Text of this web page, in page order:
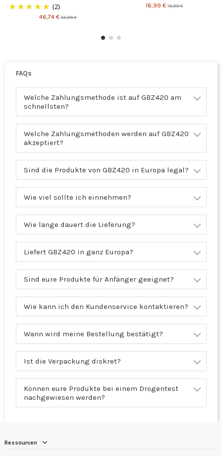
(2)
46,74 €54,99 €
16,99 € 19,99 €
FAQs
Welche Zahlungsmethode ist auf GBZ420 am
schnellsten?
Welche Zahlungsmethoden werden auf GBZ420
akzeptiert?
Sind die Produkte von GBZ420 in Europa legal?
Wie viel sollte ich einnehmen?
Wie lange dauert die Lieferung?
Liefert GBZ420 in ganz Europa?
Sind eure Produkte für Anfänger geeignet?
Wie kann ich den Kundenservice kontaktieren?
Wann wird meine Bestellung bestätigt?
Ist die Verpackung diskret?
Können eure Produkte bei einem Drogentest
nachgewiesen werden?
Ressourcen